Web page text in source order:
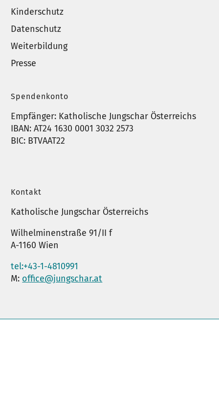
Kinderschutz
Datenschutz
Weiterbildung
Presse
Spendenkonto
Empfänger: Katholische Jungschar Österreichs
IBAN: AT24 1630 0001 3032 2573
BIC: BTVAAT22
Kontakt
Katholische Jungschar Österreichs
Wilhelminenstraße 91/II f
A-1160 Wien
tel:+43-1-4810991
M: office@jungschar.at